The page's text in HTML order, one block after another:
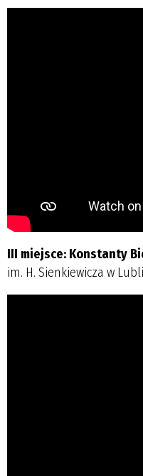
III miejsce: Konstanty
im. H. Sienkiewicza w